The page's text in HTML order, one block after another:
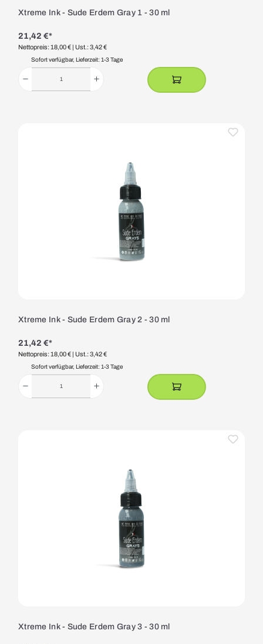
Xtreme Ink - Sude Erdem Gray 1 - 30 ml
21,42 €*
Nettopreis: 18,00 € | Ust.: 3,42 €
Sofort verfügbar, Lieferzeit: 1-3 Tage
Xtreme Ink - Sude Erdem Gray 2 - 30 ml
21,42 €*
Nettopreis: 18,00 € | Ust.: 3,42 €
Sofort verfügbar, Lieferzeit: 1-3 Tage
Xtreme Ink - Sude Erdem Gray 3 - 30 ml